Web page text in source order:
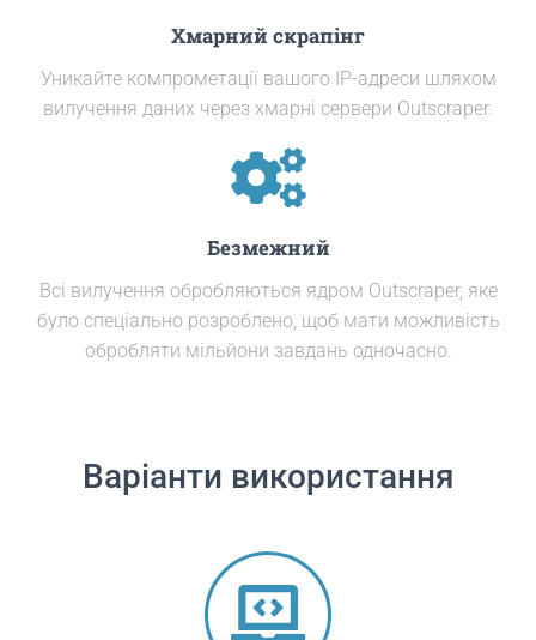
Хмарний скрапінг
Уникайте компрометації вашого IP-адреси шляхом
вилучення даних через хмарні сервери Outscraper.
Безмежний
Всі вилучення обробляються ядром Outscraper, яке
було спеціально розроблено, щоб мати можливість
обробляти мільйони завдань одночасно.
Варіанти використання